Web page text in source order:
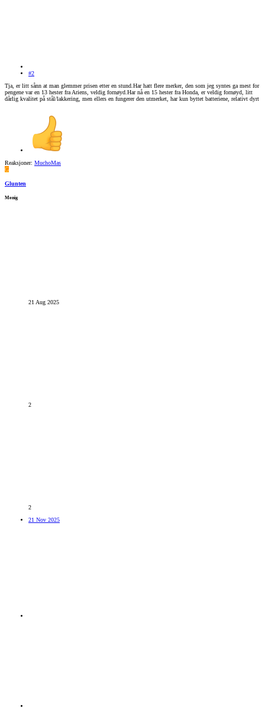
#2
Tja, er litt sånn at man glemmer prisen etter en stund.Har hatt flere merker, den som jeg syntes ga mest for
pengene var en 13 hester fra Ariens, veldig fornøyd.Har nå en 15 hester fra Honda, er veldig fornøyd, litt
dårlig kvalitet på stål/lakkering, men ellers en fungerer den utmerket, har kun byttet batteriene, relativt dyrt
Reaksjoner: MuchoMas
G
Glunten
Menig
21 Aug 2025
2
2
21 Nov 2025